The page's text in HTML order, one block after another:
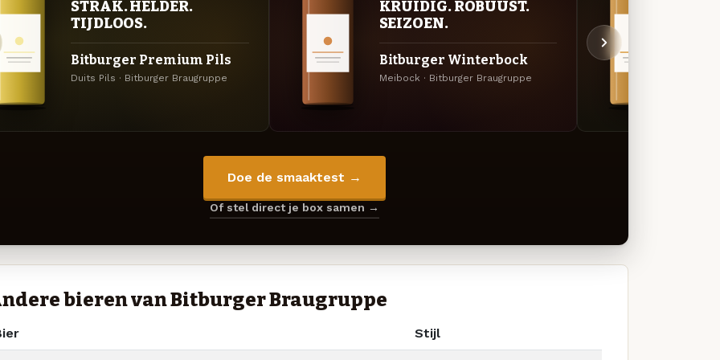
STRAK. HELDER.
TIJDLOOS.
Bitburger Premium Pils
Duits Pils · Bitburger Braugruppe
KRUIDIG. ROBUUST.
SEIZOEN.
Bitburger Winterbock
Meibock · Bitburger Braugruppe
Doe de smaaktest →
Of stel direct je box samen →
bieren van Bitburger Braugruppe
Stijl